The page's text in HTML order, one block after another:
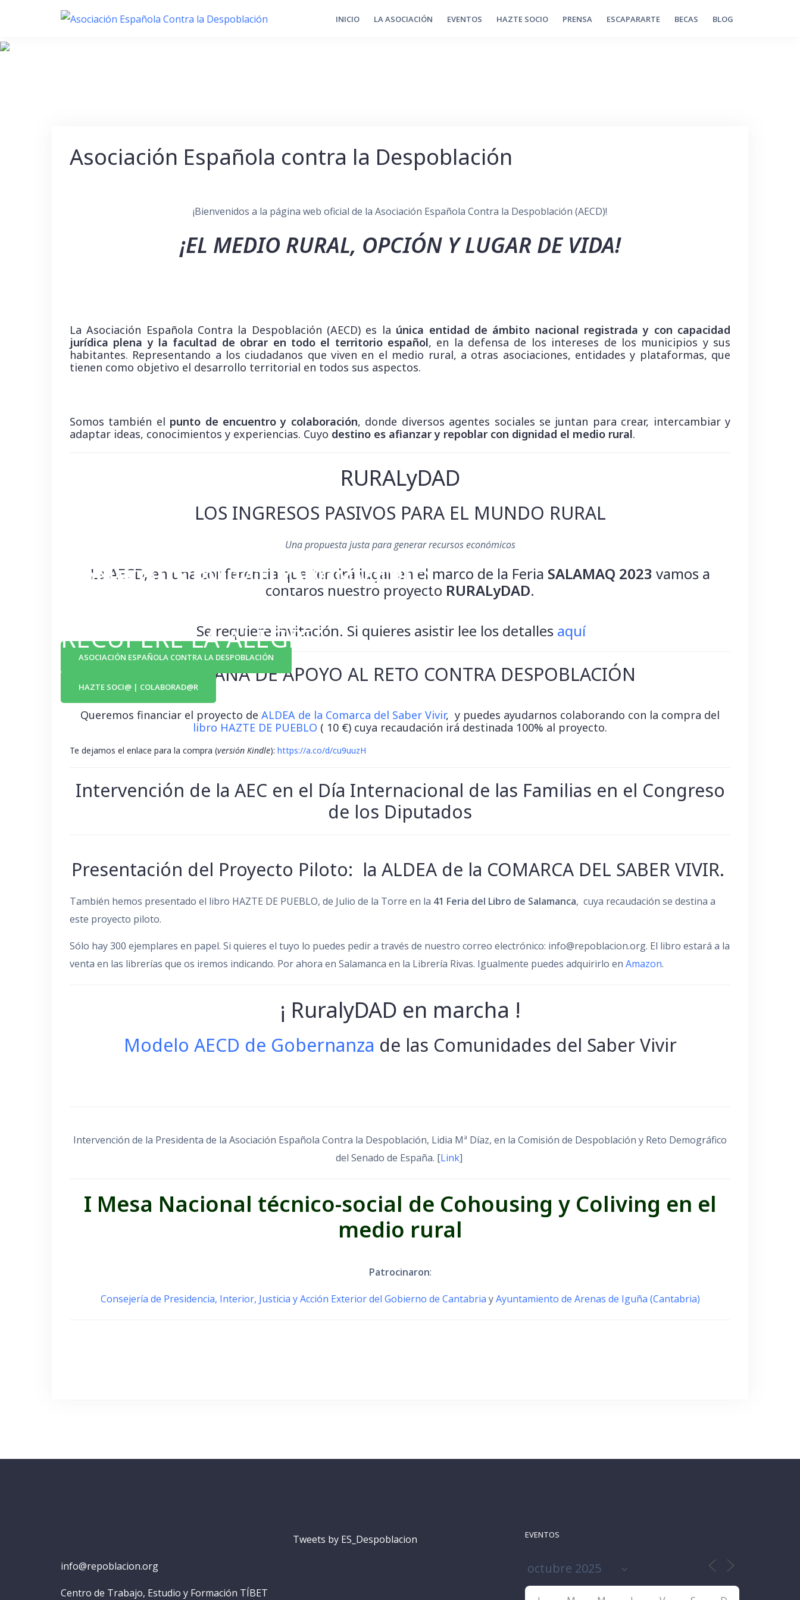
content
INICIO LA ASOCIACIÓN EVENTOS HAZTE SOCIO PRENSA ESCAPARARTE BECAS BLOG
¡EL MEDIO RURAL, OPCIÓN Y
ASOCIACIÓN ESPAÑOLA CONTRA LA DESPOBLACIÓN
CONSIGUE QUE TU MUNICIPIO,
RECUPERE LA ALEGRÍA
HAZTE SOCI@ | COLABORAD@R
Asociación Española contra la Despoblación
¡Bienvenidos a la página web oficial de la Asociación Española Contra la Despoblación (AECD)!
¡EL MEDIO RURAL, OPCIÓN Y LUGAR DE VIDA!
La Asociación Española Contra la Despoblación (AECD) es la única entidad de ámbito nacional registrada y con capacidad
jurídica plena y la facultad de obrar en todo el territorio español, en la defensa de los intereses de los municipios y sus
habitantes. Representando a los ciudadanos que viven en el medio rural, a otras asociaciones, entidades y plataformas, que
tienen como objetivo el desarrollo territorial en todos sus aspectos.
Somos también el punto de encuentro y colaboración, donde diversos agentes sociales se juntan para crear, intercambiar y
adaptar ideas, conocimientos y experiencias. Cuyo destino es afianzar y repoblar con dignidad el medio rural.
RURALyDAD
LOS INGRESOS PASIVOS PARA EL MUNDO RURAL
Una propuesta justa para generar recursos económicos
La AECD, en una conferencia que tendrá lugar en el marco de la Feria SALAMAQ 2023 vamos a
contaros nuestro proyecto RURALyDAD.
Se requiere invitación. Si quieres asistir lee los detalles aquí
CAMPAÑA DE APOYO AL RETO CONTRA DESPOBLACIÓN
Queremos financiar el proyecto de ALDEA de la Comarca del Saber Vivir, y puedes ayudarnos colaborando con la compra del
libro HAZTE DE PUEBLO ( 10 €) cuya recaudación irá destinada 100% al proyecto.
Te dejamos el enlace para la compra (versión Kindle): https://a.co/d/cu9uuzH
Intervención de la AEC en el Día Internacional de las Familias en el Congreso
de los Diputados
Presentación del Proyecto Piloto: la ALDEA de la COMARCA DEL SABER VIVIR.
También hemos presentado el libro HAZTE DE PUEBLO, de Julio de la Torre en la 41 Feria del Libro de Salamanca, cuya recaudación se destina a
este proyecto piloto.
Sólo hay 300 ejemplares en papel. Si quieres el tuyo lo puedes pedir a través de nuestro correo electrónico: info@repoblacion.org. El libro estará a la
venta en las librerías que os iremos indicando. Por ahora en Salamanca en la Librería Rivas. Igualmente puedes adquirirlo en Amazon.
¡ RuralyDAD en marcha !
Modelo AECD de Gobernanza de las Comunidades del Saber Vivir
Intervención de la Presidenta de la Asociación Española Contra la Despoblación, Lidia Mª Díaz, en la Comisión de Despoblación y Reto Demográfico
del Senado de España. [Link]
I Mesa Nacional técnico-social de Cohousing y Coliving en el
medio rural
Patrocinaron:
Consejería de Presidencia, Interior, Justicia y Acción Exterior del Gobierno de Cantabria yAyuntamiento de Arenas de Iguña (Cantabria)
info@repoblacion.org
Centro de Trabajo, Estudio y Formación TÍBET
Tweets by ES_Despoblacion EVENTOS